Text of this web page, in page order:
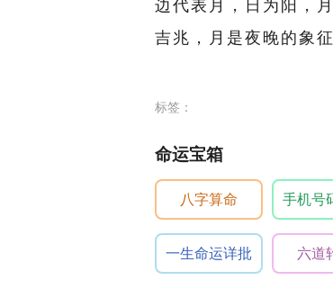
边代表月，日为阳，
吉兆，月是夜晚的象
标签：
命运宝箱
八字算命 手机号
一生命运详批 六道